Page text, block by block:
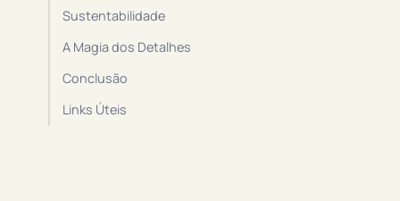
Sustentabilidade
A Magia dos Detalhes
Conclusão
Links Úteis